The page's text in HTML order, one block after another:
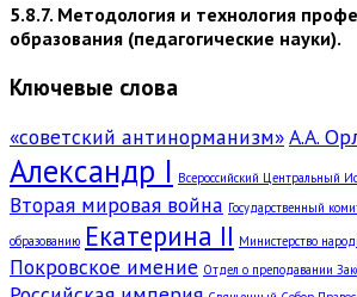
5.8.7. Методология и технология
образования (педагогические науки).
Ключевые слова
«советский антинорманизм»А.А.
Александр I Всероссийский Центральный
Вторая мировая война Государственный
образованию Екатерина II Министерство
Покровское имение Отдел о преподавании